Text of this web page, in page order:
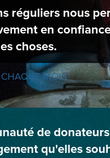
réguliers nous
en
choses.
MOIS
de
qu'elles